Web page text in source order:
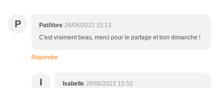
P PatiVore 26/06/2022 15:13
C'est vraiment beau, merci pour le partage et bon dimanche !
Répondre
I Isabelle 26/06/2022 15:52